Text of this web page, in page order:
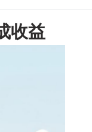
收益